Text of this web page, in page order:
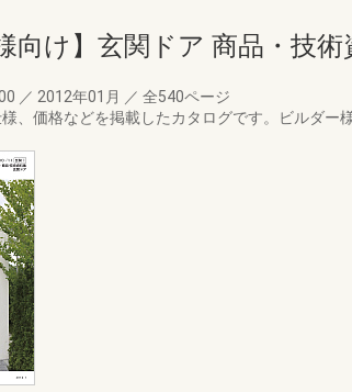
向け】玄関ドア 商品・技術
／ 2012年01月 ／ 全540ページ
、価格などを掲載したカタログです。ビルダー